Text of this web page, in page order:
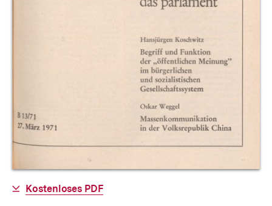
Allgemeine
Informationen
Download-
Kostenloses PDF